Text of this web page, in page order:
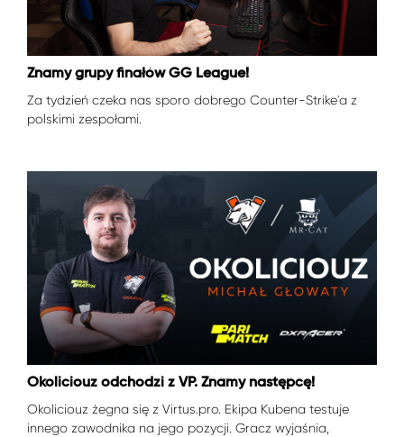
Znamy grupy finałów GG League!
Za tydzień czeka nas sporo dobrego Counter-Strike'a z
polskimi zespołami.
Okoliciouz odchodzi z VP. Znamy następcę!
Okoliciouz żegna się z Virtus.pro. Ekipa Kubena testuje
innego zawodnika na jego pozycji. Gracz wyjaśnia,